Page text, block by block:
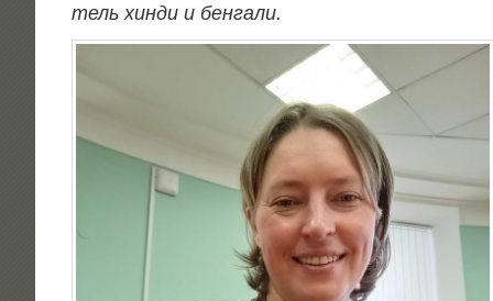
тель хин­ди и бенгали.